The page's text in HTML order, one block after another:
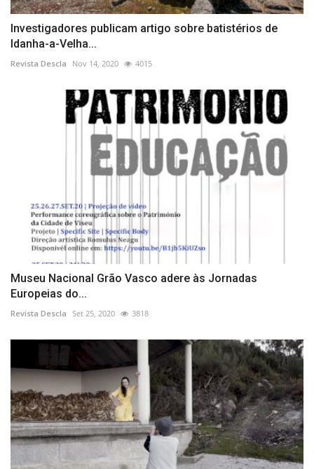
Investigadores publicam artigo sobre batistérios de
Idanha-a-Velha...
Revista Descla Nov 14, 2020 4015
Museu Nacional Grão Vasco adere às Jornadas
Europeias do...
Revista Descla Set 25, 2020 3818